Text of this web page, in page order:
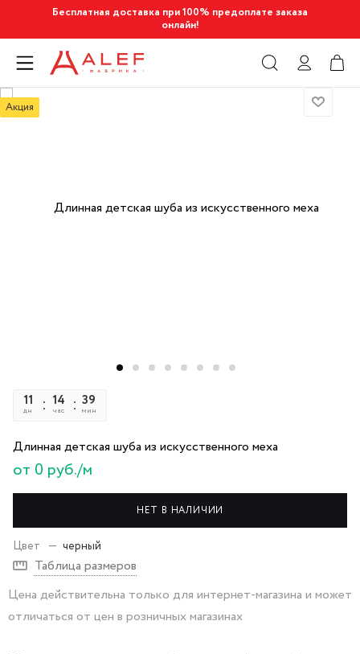
Бесплатная доставка при 100% предоплате заказа
онлайн!
Акция
11
дн
14
час
39
мин
Длинная детская шуба из искусственного меха
от 0 руб./м
НЕТ В НАЛИЧИИ
Цвет — черный
Таблица размеров
Цена действительна только для интернет-магазина и может
отличаться от цен в розничных магазинах